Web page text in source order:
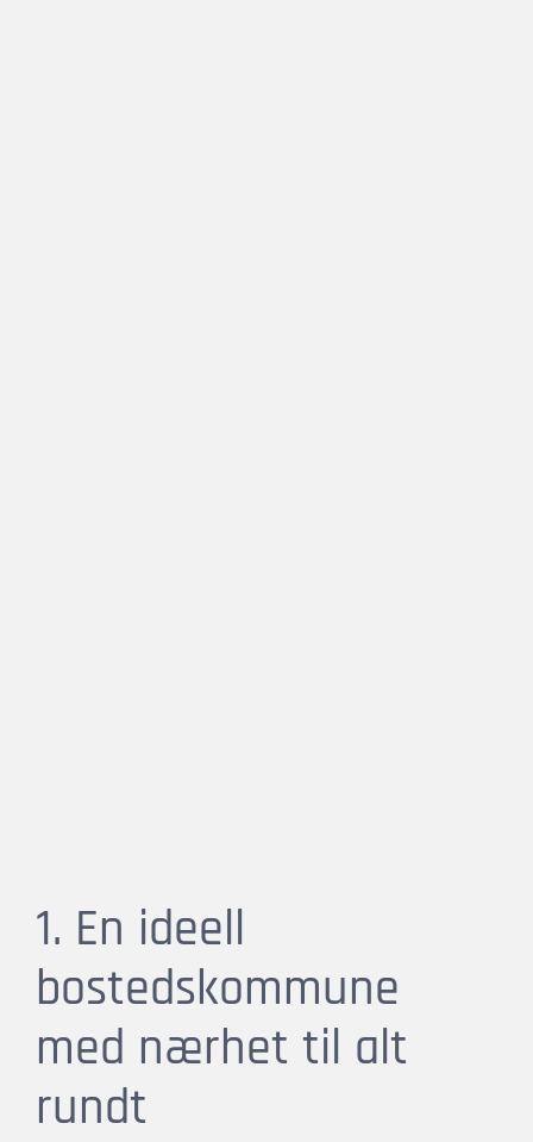
1. En ideell
bostedskommune
med nærhet til alt
rundt